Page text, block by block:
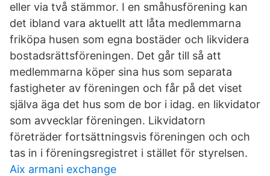
eller via två stämmor. I en småhusförening kan
det ibland vara aktuellt att låta medlemmarna
friköpa husen som egna bostäder och likvidera
bostadsrättsföreningen. Det går till så att
medlemmarna köper sina hus som separata
fastigheter av föreningen och får på det viset
själva äga det hus som de bor i idag. en likvidator
som avvecklar föreningen. Likvidatorn
företräder fortsättningsvis föreningen och och
tas in i föreningsregistret i stället för styrelsen.
Aix armani exchange